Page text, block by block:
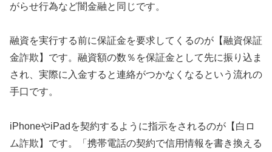
がらせ行為など闇金融と同じです。
融資を実行する前に保証金を要求してくるのが【融資保証
金詐欺】です。融資額の数％を保証金として先に振り込ま
され、実際に入金すると連絡がつかなくなるという流れの
手口です。
iPhoneやiPadを契約するように指示をされるのが【白ロ
ム詐欺】です。「携帯電話の契約で信用情報を書き換える